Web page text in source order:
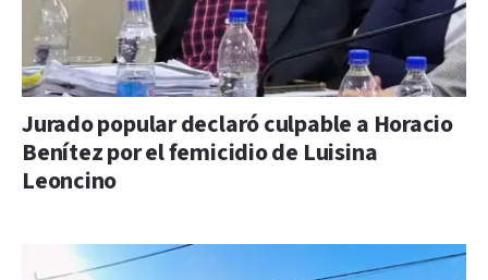
Jurado popular declaró culpable a Horacio
Benítez por el femicidio de Luisina
Leoncino